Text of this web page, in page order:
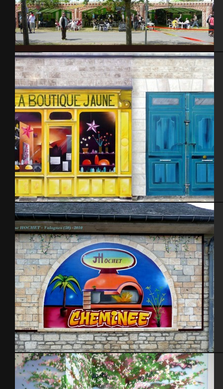
Festival de Soulac 2008
Trompe l’oeil (14m.x4m.) – Cherbourg 2014
JHochet